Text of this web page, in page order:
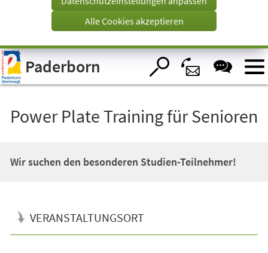
Visuelle
Assistenzsoftware
öffnen.
Alle Cookies akzeptieren
Paderborn
Power Plate Training für Senioren
Wir suchen den besonderen Studien-Teilnehmer!
VERANSTALTUNGSORT